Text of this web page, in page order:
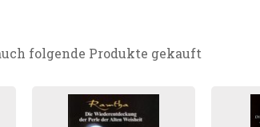
folgende Produkte gekauft